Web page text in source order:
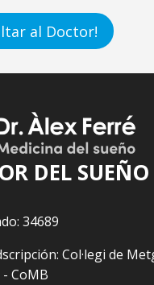
al Doctor!
DEL
34689
Col·legi de
CoMB